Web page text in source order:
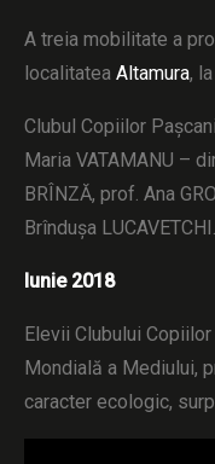
A treia mobilitate a
localitatea Altamura,
Clubul Copiilor
Maria VATAMANU –
BRÎNZĂ, prof. Ana
Brîndușa LUCAVETCHI.
Iunie 2018
Elevii Clubului
Mondială a Mediului,
caracter ecologic,